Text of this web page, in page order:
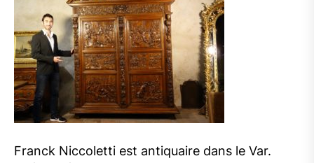
Franck Niccoletti est antiquaire dans le Var.